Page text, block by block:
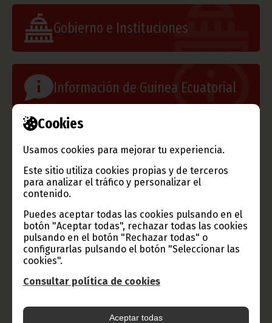
Cookies
Usamos cookies para mejorar tu experiencia.
Este sitio utiliza cookies propias y de terceros
para analizar el tráfico y personalizar el
contenido.
Puedes aceptar todas las cookies pulsando en el
botón "Aceptar todas", rechazar todas las cookies
pulsando en el botón "Rechazar todas" o
configurarlas pulsando el botón "Seleccionar las
cookies".
Consultar política de cookies
Aceptar todas
Gobierno e Instituciones
Información de Guinea Ecuatorial
TVGE
Radio Nacional de Guinea
Ecuatorial
Haz click aquí para escuchar ahora
CATEGORÍAS
Noticias Gobierno
Presidencia